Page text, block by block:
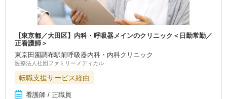
【東京都／大田区】内科・呼吸器メインのクリニック＜日勤常勤／
正看護師＞
東京田園調布駅前呼吸器内科・内科クリニック
医療法人社団ファミリーメディカル
転職支援サービス経由
看護師 / 正職員